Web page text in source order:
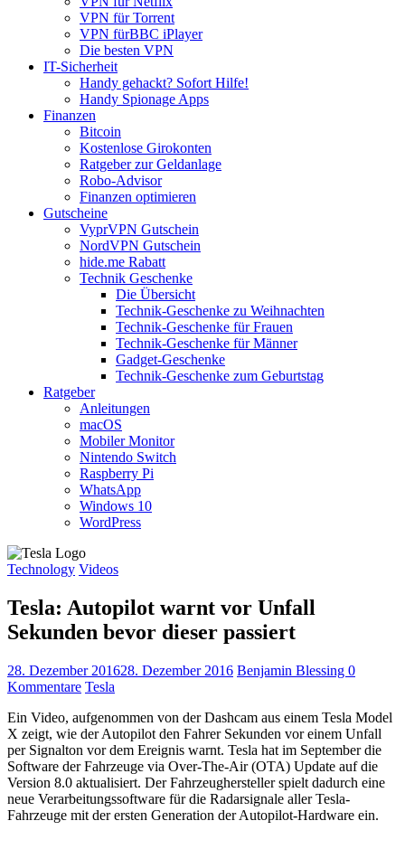
VPN für Torrent
VPN fürBBC iPlayer
Die besten VPN
IT-Sicherheit
Handy gehackt? Sofort Hilfe!
Handy Spionage Apps
Finanzen
Bitcoin
Kostenlose Girokonten
Ratgeber zur Geldanlage
Robo-Advisor
Finanzen optimieren
Gutscheine
VyprVPN Gutschein
NordVPN Gutschein
hide.me Rabatt
Technik Geschenke
Die Übersicht
Technik-Geschenke zu Weihnachten
Technik-Geschenke für Frauen
Technik-Geschenke für Männer
Gadget-Geschenke
Technik-Geschenke zum Geburtstag
Ratgeber
Anleitungen
macOS
Mobiler Monitor
Nintendo Switch
Raspberry Pi
WhatsApp
Windows 10
WordPress
Technology Videos
Tesla: Autopilot warnt vor Unfall
Sekunden bevor dieser passiert
28. Dezember 201628. Dezember 2016 Benjamin Blessing 0
Kommentare Tesla
Ein Video, aufgenommen von der Dashcam aus einem Tesla Model
X zeigt, wie der Autopilot den Fahrer Sekunden vor einem Unfall
per Signalton vor dem Ereignis warnt. Tesla hat im September die
Software der Fahrzeuge via Over-The-Air (OTA) Update auf die
Version 8.0 aktualisiert. Der Fahrzeughersteller spielt dadurch eine
neue Verarbeitungssoftware für die Radarsignale aller Tesla-
Fahrzeuge mit der ersten Generation der Autopilot-Hardware ein.